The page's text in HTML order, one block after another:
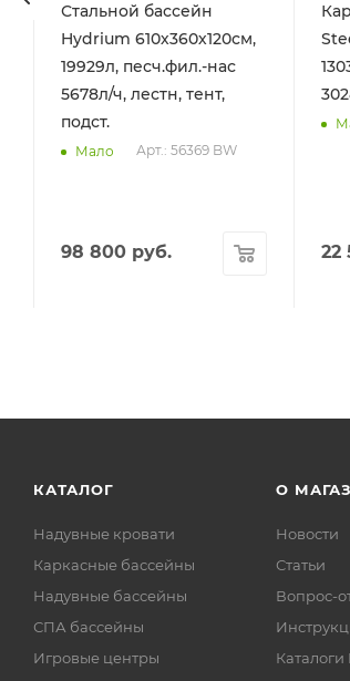
Стальной бассейн
Hydrium 610х360х120см,
19929л, песч.фил.-нас
5678л/ч, лестн, тент,
подст.
Мало Арт.: 56369 BW
98 800руб. 22
КАТАЛОГ
Надувные кровати
Каркасные бассейны
Надувные бассейны
СПА бассейны
Игровые центры
О
Новости
Статьи
Вопрос-
Каталоги